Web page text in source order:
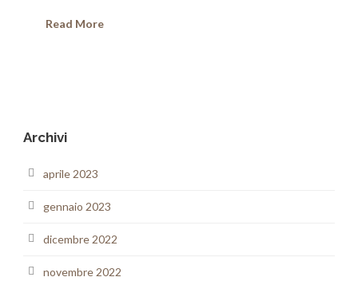
Read More
Archivi
aprile 2023
gennaio 2023
dicembre 2022
novembre 2022